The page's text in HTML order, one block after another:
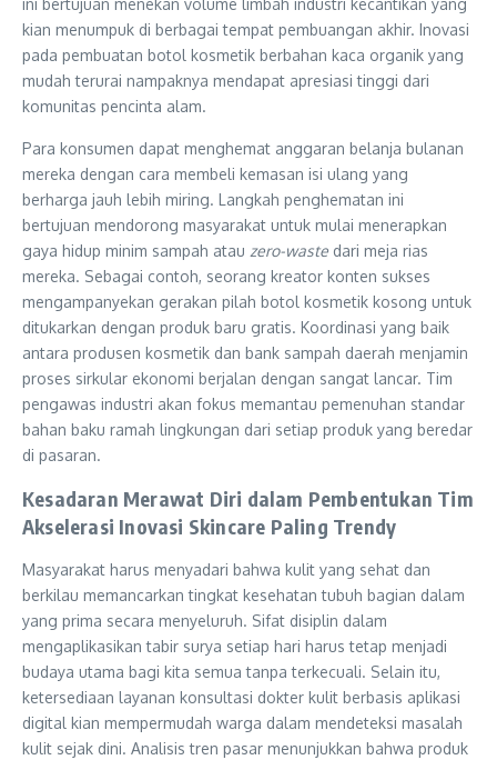
ini bertujuan menekan volume limbah industri kecantikan yang
kian menumpuk di berbagai tempat pembuangan akhir. Inovasi
pada pembuatan botol kosmetik berbahan kaca organik yang
mudah terurai nampaknya mendapat apresiasi tinggi dari
komunitas pencinta alam.
Para konsumen dapat menghemat anggaran belanja bulanan
mereka dengan cara membeli kemasan isi ulang yang
berharga jauh lebih miring. Langkah penghematan ini
bertujuan mendorong masyarakat untuk mulai menerapkan
gaya hidup minim sampah atau zero-waste dari meja rias
mereka. Sebagai contoh, seorang kreator konten sukses
mengampanyekan gerakan pilah botol kosmetik kosong untuk
ditukarkan dengan produk baru gratis. Koordinasi yang baik
antara produsen kosmetik dan bank sampah daerah menjamin
proses sirkular ekonomi berjalan dengan sangat lancar. Tim
pengawas industri akan fokus memantau pemenuhan standar
bahan baku ramah lingkungan dari setiap produk yang beredar
di pasaran.
Kesadaran Merawat Diri dalam Pembentukan Tim
Akselerasi Inovasi Skincare Paling Trendy
Masyarakat harus menyadari bahwa kulit yang sehat dan
berkilau memancarkan tingkat kesehatan tubuh bagian dalam
yang prima secara menyeluruh. Sifat disiplin dalam
mengaplikasikan tabir surya setiap hari harus tetap menjadi
budaya utama bagi kita semua tanpa terkecuali. Selain itu,
ketersediaan layanan konsultasi dokter kulit berbasis aplikasi
digital kian mempermudah warga dalam mendeteksi masalah
kulit sejak dini. Analisis tren pasar menunjukkan bahwa produk